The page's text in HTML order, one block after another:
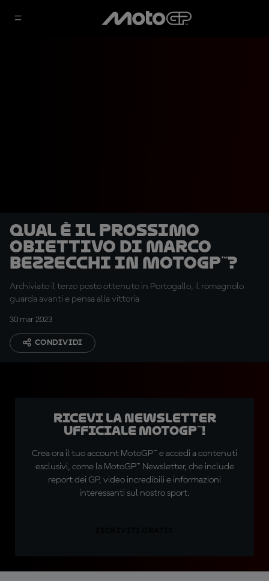
Qual è il prossimo
obiettivo di Marco
Bezzecchi in MotoGP™?
Archiviato il terzo posto ottenuto in Portogallo, il romagnolo
guarda avanti e pensa alla vittoria
30 mar 2023
CONDIVIDI
Ricevi la newsletter
ufficiale MotoGP™!
Crea ora il tuo account MotoGP™ e accedi a contenuti
esclusivi, come la MotoGP™ Newsletter, che include
report dei GP, video incredibili e informazioni
interessanti sul nostro sport.